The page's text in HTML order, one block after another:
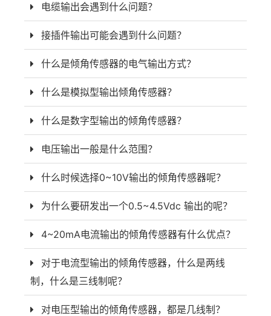
电缆输出会遇到什么问题？
接插件输出可能会遇到什么问题？
什么是倾角传感器的电气输出方式？
什么是模拟型输出倾角传感器？
什么是数字型输出的倾角传感器？
电压输出一般是什么范围？
什么时候选择0~10V输出的倾角传感器呢？
为什么要研发出一个0.5~4.5Vdc 输出的呢？
4~20mA电流输出的倾角传感器有什么优点？
对于电流型输出的倾角传感器，什么是两线
制，什么是三线制呢？
对电压型输出的倾角传感器，都是几线制？